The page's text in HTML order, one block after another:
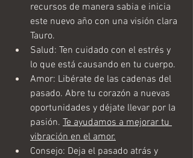
recursos de manera sabia e inicia
este nuevo año con una visión clara
Tauro.
Salud: Ten cuidado con el estrés y
lo que está causando en tu cuerpo.
Amor: Libérate de las cadenas del
pasado. Abre tu corazón a nuevas
oportunidades y déjate llevar por la
pasión. Te ayudamos a mejorar tu
vibración en el amor.
Consejo: Deja el pasado atrás y